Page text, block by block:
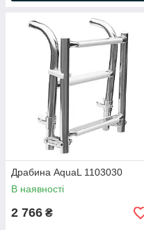
Драбина AquaL 1103030
В наявності
2 766 ₴